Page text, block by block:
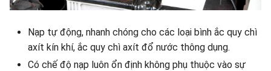
Nạp tự động, nhanh chóng cho các loại bình ắc quy chì
axít kín khí, ắc quy chì axít đổ nước thông dụng.
Có chế độ nạp luôn ổn định không phụ thuộc vào sự